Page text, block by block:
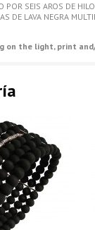
POR SEIS AROS DE
LAVA NEGRA
on the light, print